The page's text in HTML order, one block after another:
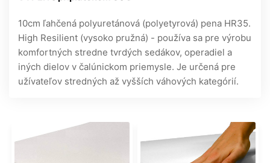
10cm ľahčená polyuretánová (polyetyrová) pena HR35.
High Resilient (vysoko pružná) - používa sa pre výrobu
komfortných stredne tvrdých sedákov, operadiel a
iných dielov v čalúnickom priemysle. Je určená pre
užívateľov stredných až vyšších váhových kategórií.